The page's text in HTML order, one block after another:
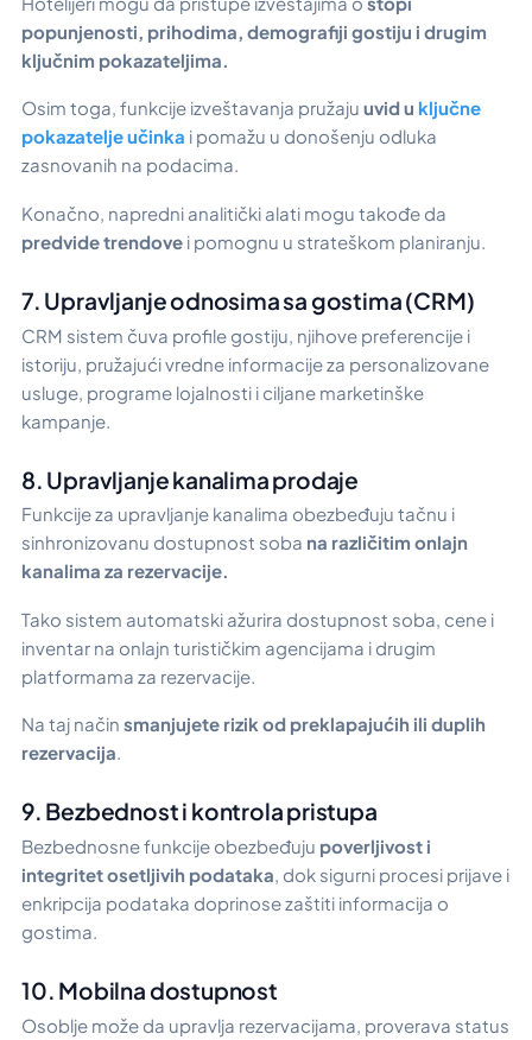
popunjenosti, prihodima, demografiji gostiju i drugim
ključnim pokazateljima.
Osim toga, funkcije izveštavanja pružaju uvid u ključne
pokazatelje učinka i pomažu u donošenju odluka
zasnovanih na podacima.
Konačno, napredni analitički alati mogu takođe da
predvide trendove i pomognu u strateškom planiranju.
7. Upravljanje odnosima sa gostima (CRM)
CRM sistem čuva profile gostiju, njihove preferencije i
istoriju, pružajući vredne informacije za personalizovane
usluge, programe lojalnosti i ciljane marketinške
kampanje.
8. Upravljanje kanalima prodaje
Funkcije za upravljanje kanalima obezbeđuju tačnu i
sinhronizovanu dostupnost soba na različitim onlajn
kanalima za rezervacije.
Tako sistem automatski ažurira dostupnost soba, cene i
inventar na onlajn turističkim agencijama i drugim
platformama za rezervacije.
Na taj način smanjujete rizik od preklapajućih ili duplih
rezervacija.
9. Bezbednost i kontrola pristupa
Bezbednosne funkcije obezbeđuju poverljivost i
integritet osetljivih podataka, dok sigurni procesi prijave i
enkripcija podataka doprinose zaštiti informacija o
gostima.
10. Mobilna dostupnost
Osoblje može da upravlja rezervacijama, proverava status